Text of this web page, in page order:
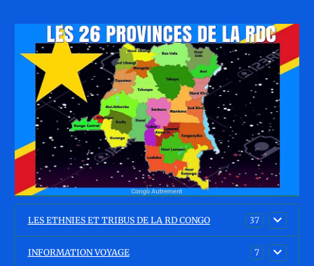
LES ETHNIES ET TRIBUS DE LA RD CONGO 37
INFORMATION VOYAGE 7